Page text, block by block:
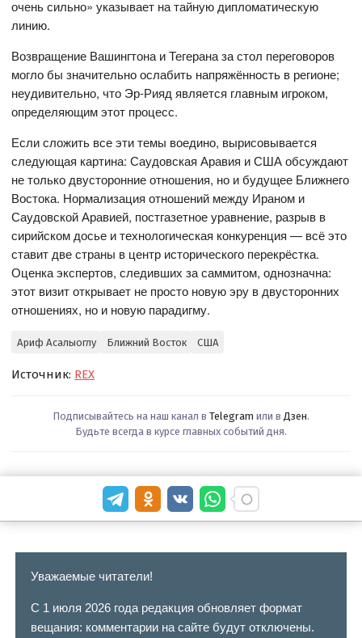
очень сильно» указывает на тайную дипломатическую
линию.
Возвращение Вашингтона и Тегерана за стол переговоров
могло бы значительно ослабить напряжённость в регионе;
неудивительно, что Эр-Рияд является главным игроком,
определяющим этот процесс.
Если сложить все эти темы воедино, вырисовывается
следующая картина: Саудовская Аравия и США обсуждают
не только двусторонние отношения, но и будущее Ближнего
Востока. Нормализация отношений между Ираном и
Саудовской Аравией, постгазетное уравнение, разрыв в
сирийском досье и технологическая конкуренция — всё это
ставит две страны в центр исторического перекрёстка.
Оценка экспертов, следивших за саммитом, однозначна:
этот визит открывает не просто новую эру в двусторонних
отношениях, но и новую парадигму.
Ариф Асалыоглу Ближний Восток США
Источник: REX
Подписывайтесь на наш канал в Telegram или в Дзен.
Будьте всегда в курсе главных событий дня.
Уважаемые читатели!
С 1 июля 2026 года редакция обновляет формат
вещания: комментарии на сайте будут отключены.